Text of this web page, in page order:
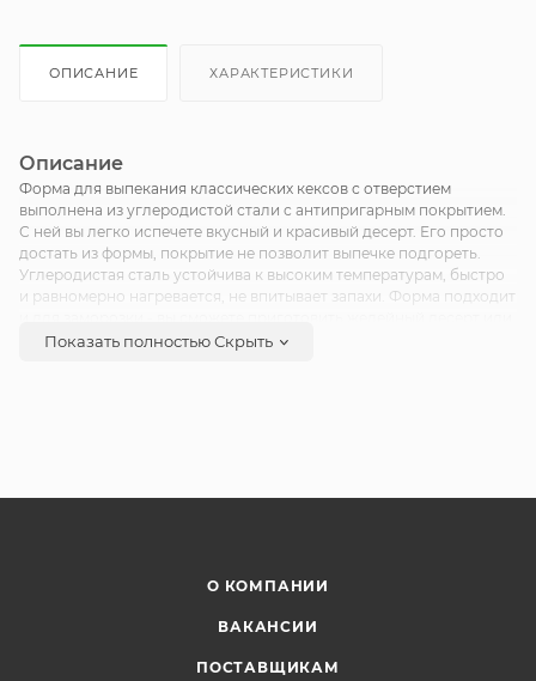
ОПИСАНИЕ ХАРАКТЕРИСТИКИ
Описание
Форма для выпекания классических кексов с отверстием
выполнена из углеродистой стали с антипригарным покрытием.
С ней вы легко испечете вкусный и красивый десерт. Его просто
достать из формы, покрытие не позволит выпечке подгореть.
Углеродистая сталь устойчива к высоким температурам, быстро
и равномерно нагревается, не впитывает запахи. Форма подходит
необычное заливное. Не используйте с формой металлические
Показать полностьюСкрыть
О КОМПАНИИ
ВАКАНСИИ
ПОСТАВЩИКАМ